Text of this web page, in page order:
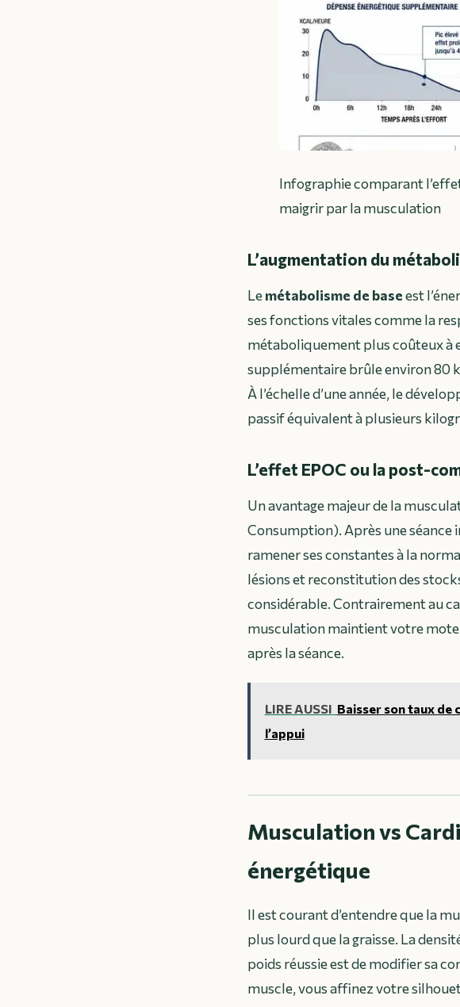
Infographie comparant
maigrir par la musculation
L’augmentation du
Lemétabolisme de baseest
ses fonctions vitales comme la
métaboliquement plus coûteux à
supplémentaire brûle environ 80
À l’échelle d’une année, le
passif équivalent à plusieurs
L’effet EPOC ou la post-
Un avantage majeur de la
Consumption). Après une
ramener ses constantes à la
lésions et reconstitution des
considérable. Contrairement au
musculation maintient votre
après la séance.
LIRE AUSSI Baisser son taux de
l’appui
Musculation vs
énergétique
Il est courant d’entendre que la
plus lourd que la graisse. La
poids réussie est de modifier sa
muscle, vous affinez votre